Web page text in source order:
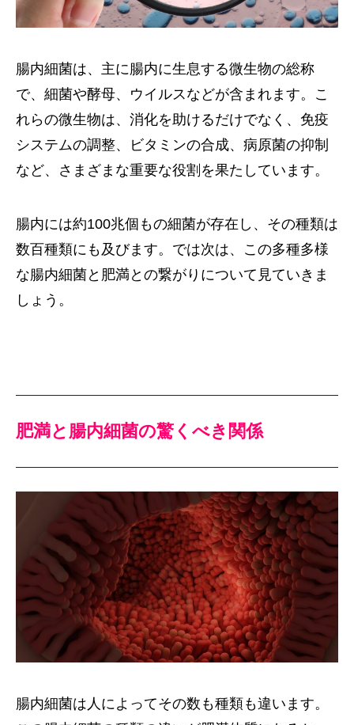
腸内細菌は、主に腸内に生息する微生物の総称
で、細菌や酵母、ウイルスなどが含まれます。こ
れらの微生物は、消化を助けるだけでなく、免疫
システムの調整、ビタミンの合成、病原菌の抑制
など、さまざまな重要な役割を果たしています。
腸内には約100兆個もの細菌が存在し、その種類は
数百種類にも及びます。では次は、この多種多様
な腸内細菌と肥満との繋がりについて見ていきま
しょう。
肥満と腸内細菌の驚くべき関係
腸内細菌は人によってその数も種類も違います。